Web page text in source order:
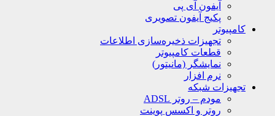
آیفون آی پی
پکیج آیفون تصویری
کامپیوتر
تجهیزات ذخیره‌سازی اطلاعات
قطعات کامپیوتر
نمایشگر (مانیتور)
نرم افزار
تجهیزات شبکه
مودم – روتر ADSL
روتر و اکسس پوینت